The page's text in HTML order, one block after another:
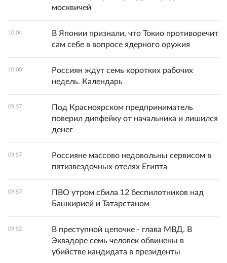
москвичей
10:04
В Японии признали, что Токио противоречит
сам себе в вопросе ядерного оружия
10:00
Россиян ждут семь коротких рабочих
недель. Календарь
09:57
Под Красноярском предприниматель
поверил дипфейку от начальника и лишился
денег
09:57
Россияне массово недовольны сервисом в
пятизвездочных отелях Египта
09:57
ПВО утром сбила 12 беспилотников над
Башкирией и Татарстаном
09:52
В преступной цепочке - глава МВД. В
Эквадоре семь человек обвинены в
убийстве кандидата в президенты